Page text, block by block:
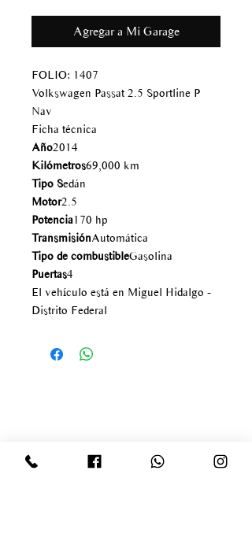
Agregar a Mi Garage
FOLIO: 1407
Volkswagen Passat 2.5 Sportline P
Nav
Ficha técnica
Año2014
Kilómetros69,000 km
Tipo Sedán
Motor2.5
Potencia170 hp
TransmisiónAutomática
Tipo de combustibleGasolina
Puertas4
El vehículo está en Miguel Hidalgo -
Distrito Federal
Bosque de las lomas